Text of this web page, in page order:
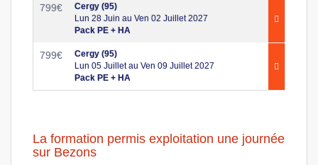
799€
Cergy (95)
Lun 28 Juin au Ven 02 Juillet 2027
Pack PE + HA
799€
Cergy (95)
Lun 05 Juillet au Ven 09 Juillet 2027
Pack PE + HA
La formation permis exploitation une journée
sur Bezons